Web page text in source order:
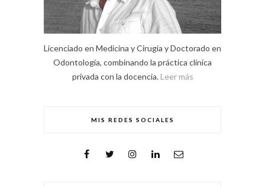
Licenciado en Medicina y Cirugía y Doctorado en
Odontología, combinando la práctica clínica
privada con la docencia. Leer más
MIS REDES SOCIALES